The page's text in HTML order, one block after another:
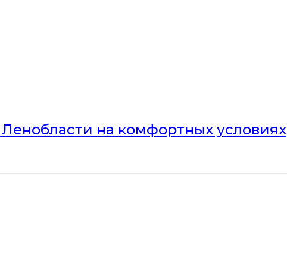
на комфортных условиях